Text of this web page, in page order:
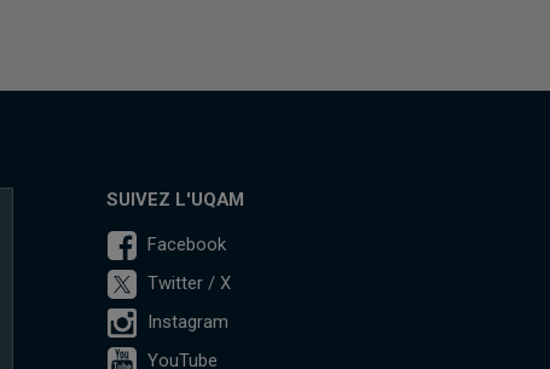
SUIVEZ L'UQAM
Facebook
Twitter / X
Instagram
YouTube